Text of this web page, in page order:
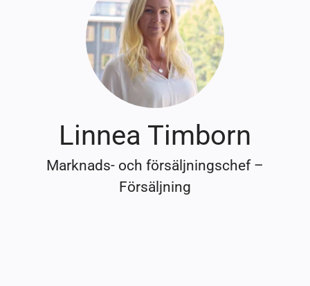
Linnea Timborn
Marknads- och försäljningschef –
Försäljning